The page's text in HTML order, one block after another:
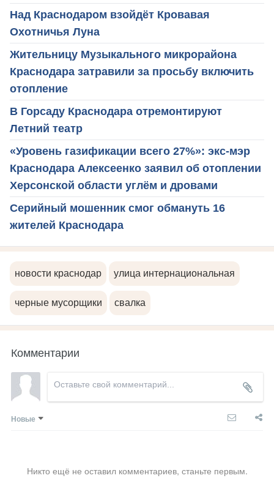
Над Краснодаром взойдёт Кровавая
Охотничья Луна
Жительницу Музыкального микрорайона
Краснодара затравили за просьбу включить
отопление
В Горсаду Краснодара отремонтируют
Летний театр
«Уровень газификации всего 27%»: экс-мэр
Краснодара Алексеенко заявил об отоплении
Херсонской области углём и дровами
Серийный мошенник смог обмануть 16
жителей Краснодара
новости краснодар улица интернациональная
черные мусорщики свалка
Комментарии
Новые
Никто ещё не оставил комментариев, станьте первым.